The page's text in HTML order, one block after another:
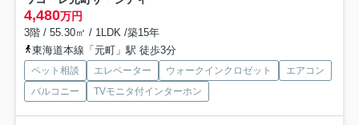
4,480万円
3階 / 55.30㎡ / 1LDK /築15年
東海道本線「元町」駅 徒歩3分
ペット相談 エレベーター ウォークインクロゼット
エアコン
バルコニー
TVモニタ付インターホン